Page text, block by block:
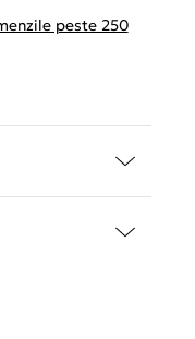
peste 250